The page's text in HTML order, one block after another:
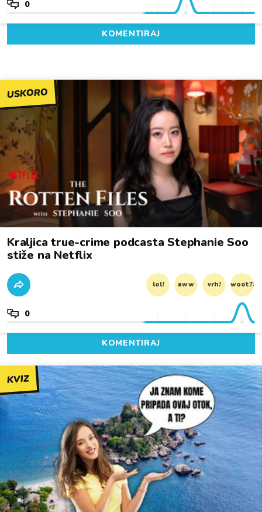
0
KOMENTIRAJ
USKORO
Kraljica true-crime podcasta Stephanie Soo
stiže na Netflix
lol! aww vrh! woot?!
0
KOMENTIRAJ
KVIZ